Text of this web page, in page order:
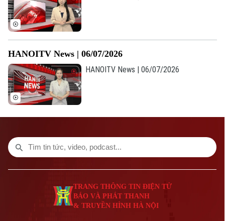
Số 3-5 Huỳnh Thúc Kháng-Phường Láng-Hà Nội
Giám đốc: VŨ MINH TUẤN
HANOITV News | 06/07/2026
HANOITV News | 06/07/2026
TRANG THÔNG TIN ĐIỆN TỬ
BÁO VÀ PHÁT THANH
& TRUYỀN HÌNH HÀ NỘI